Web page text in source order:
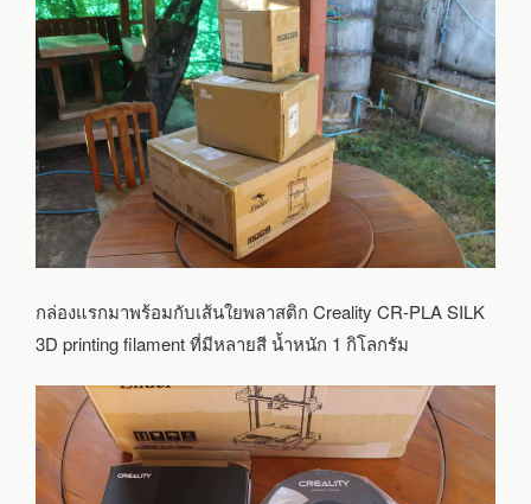
กล่องแรกมาพร้อมกับเส้นใยพลาสติก Creality CR-PLA SILK
3D printing filament ที่มีหลายสี น้ำหนัก 1 กิโลกรัม